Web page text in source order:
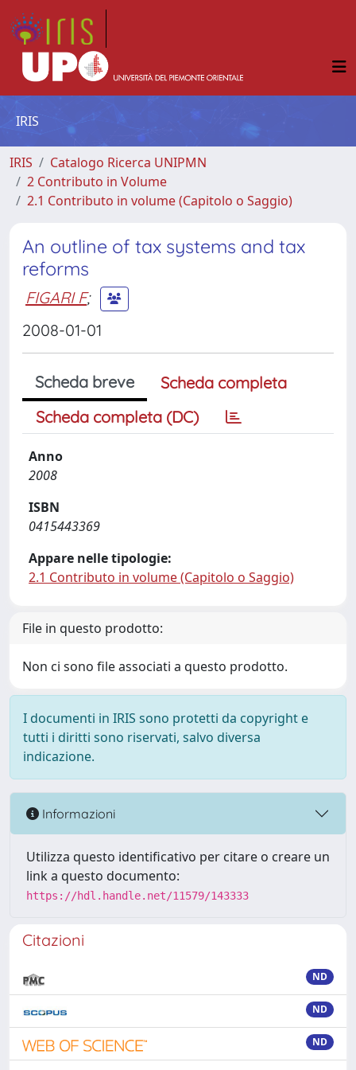
IRIS
IRIS
Catalogo Ricerca UNIPMN
2 Contributo in Volume
2.1 Contributo in volume (Capitolo o Saggio)
An outline of tax systems and tax
reforms
FIGARI F;
2008-01-01
Scheda breve
Scheda completa
Scheda completa (DC)
Anno
2008
ISBN
0415443369
Appare nelle tipologie:
2.1 Contributo in volume (Capitolo o Saggio)
File in questo prodotto:
Non ci sono file associati a questo prodotto.
I documenti in IRIS sono protetti da copyright e
tutti i diritti sono riservati, salvo diversa
indicazione.
Informazioni
Utilizza questo identificativo per citare o creare un
link a questo documento:
https://hdl.handle.net/11579/143333
Citazioni
ND
ND
ND